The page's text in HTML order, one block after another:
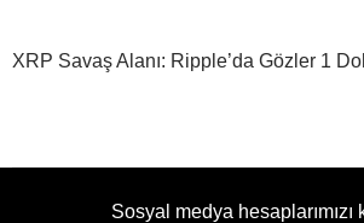
XRP Savaş Alanı: Ripple’da Gözler 1
Sosyal medya hesaplarımızı